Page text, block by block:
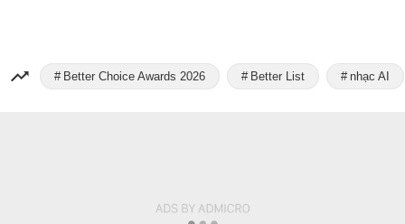
Better Choice Awards 2026 Better List nhạc AI